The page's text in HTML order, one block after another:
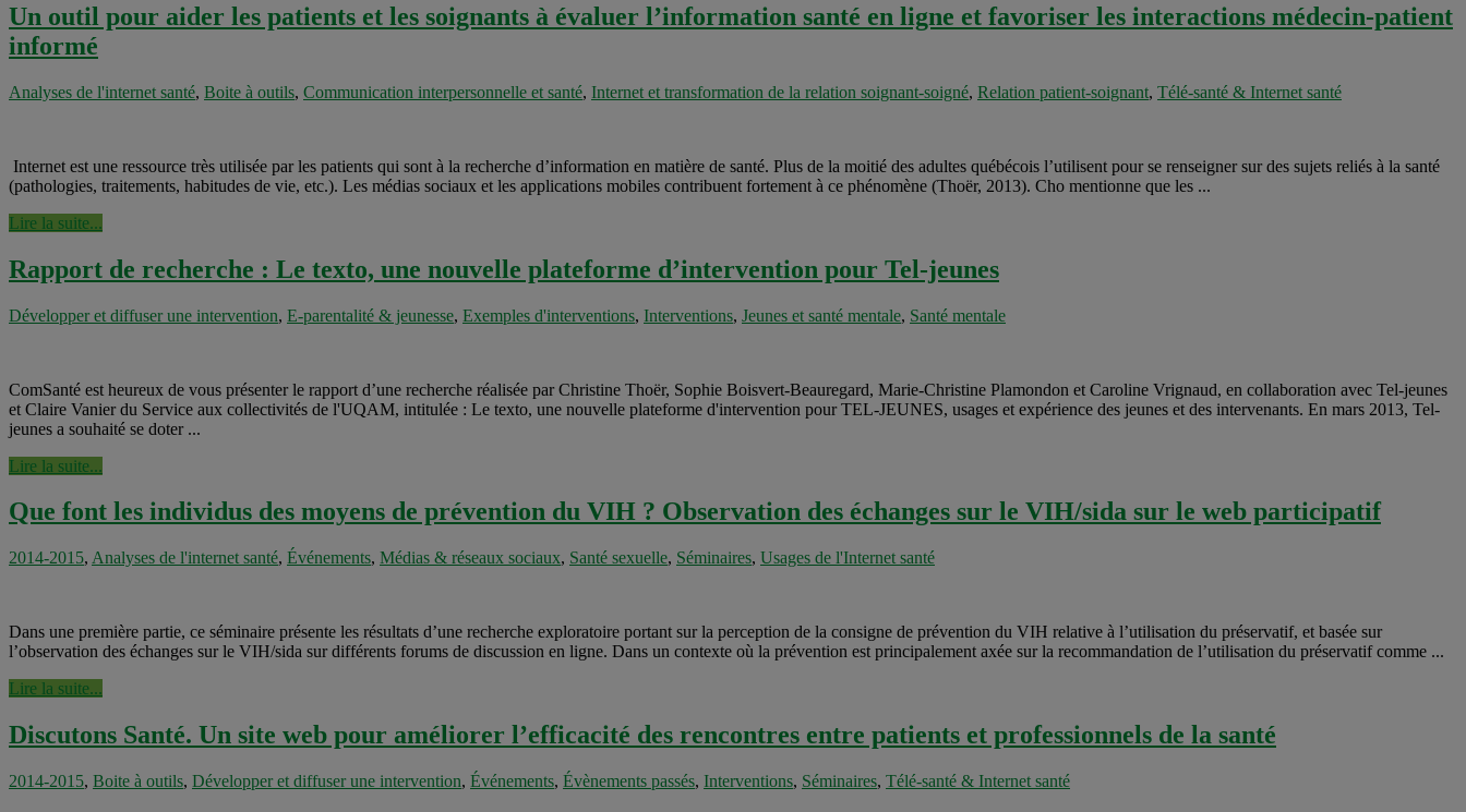
Un outil pour aider les patients et les soignants à évaluer l’information santé en ligne et favoriser les interactions médecin-patient
informé
Analyses de l'internet santé, Boite à outils, Communication interpersonnelle et santé, Internet et transformation de la relation soignant-soigné, Relation patient-soignant, Télé-santé & Internet santé
Internet est une ressource très utilisée par les patients qui sont à la recherche d’information en matière de santé. Plus de la moitié des adultes québécois l’utilisent pour se renseigner sur des sujets reliés à la santé
(pathologies, traitements, habitudes de vie, etc.). Les médias sociaux et les applications mobiles contribuent fortement à ce phénomène (Thoër, 2013). Cho mentionne que les ...
Lire la suite...
Rapport de recherche : Le texto, une nouvelle plateforme d’intervention pour Tel-jeunes
Développer et diffuser une intervention, E-parentalité & jeunesse, Exemples d'interventions, Interventions, Jeunes et santé mentale, Santé mentale
ComSanté est heureux de vous présenter le rapport d’une recherche réalisée par Christine Thoër, Sophie Boisvert-Beauregard, Marie-Christine Plamondon et Caroline Vrignaud, en collaboration avec Tel-jeunes
et Claire Vanier du Service aux collectivités de l'UQAM, intitulée : Le texto, une nouvelle plateforme d'intervention pour TEL-JEUNES, usages et expérience des jeunes et des intervenants. En mars 2013, Tel-
jeunes a souhaité se doter ...
Lire la suite...
Que font les individus des moyens de prévention du VIH ? Observation des échanges sur le VIH/sida sur le web participatif
2014-2015, Analyses de l'internet santé, Événements, Médias & réseaux sociaux, Santé sexuelle, Séminaires, Usages de l'Internet santé
Dans une première partie, ce séminaire présente les résultats d’une recherche exploratoire portant sur la perception de la consigne de prévention du VIH relative à l’utilisation du préservatif, et basée sur
l’observation des échanges sur le VIH/sida sur différents forums de discussion en ligne. Dans un contexte où la prévention est principalement axée sur la recommandation de l’utilisation du préservatif comme ...
Lire la suite...
Discutons Santé. Un site web pour améliorer l’efficacité des rencontres entre patients et professionnels de la santé
2014-2015, Boite à outils, Développer et diffuser une intervention, Événements, Évènements passés, Interventions, Séminaires, Télé-santé & Internet santé